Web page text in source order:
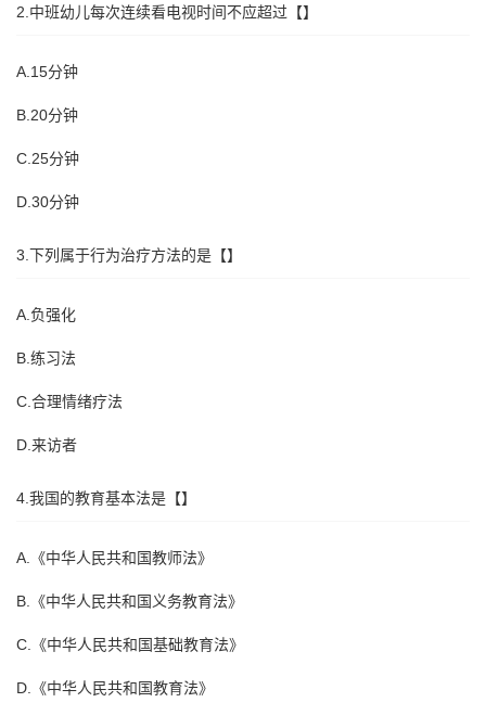
2.中班幼儿每次连续看电视时间不应超过【】
A.15分钟
B.20分钟
C.25分钟
D.30分钟
3.下列属于行为治疗方法的是【】
A.负强化
B.练习法
C.合理情绪疗法
D.来访者
4.我国的教育基本法是【】
A.《中华人民共和国教师法》
B.《中华人民共和国义务教育法》
C.《中华人民共和国基础教育法》
D.《中华人民共和国教育法》